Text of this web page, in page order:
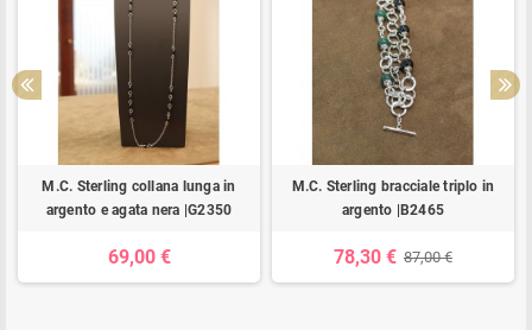
M.C. Sterling collana lunga in
argento e agata nera |G2350
69,00 €
M.C. Sterling bracciale triplo in
argento |B2465
78,30 € 87,00 €